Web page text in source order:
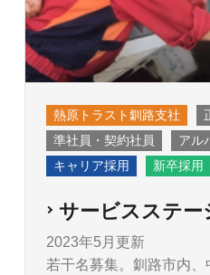
熱原トラスト釧路支社
準社員・契約社員
アル
キャリア採用
新卒採用
サービスステー
2023年5月更新
若干名募集。釧路市内、